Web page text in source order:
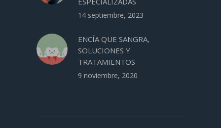
14 septiembre, 2023
ENCÍA QUE SANGRA,
SOLUCIONES Y
TRATAMIENTOS
9 noviembre, 2020